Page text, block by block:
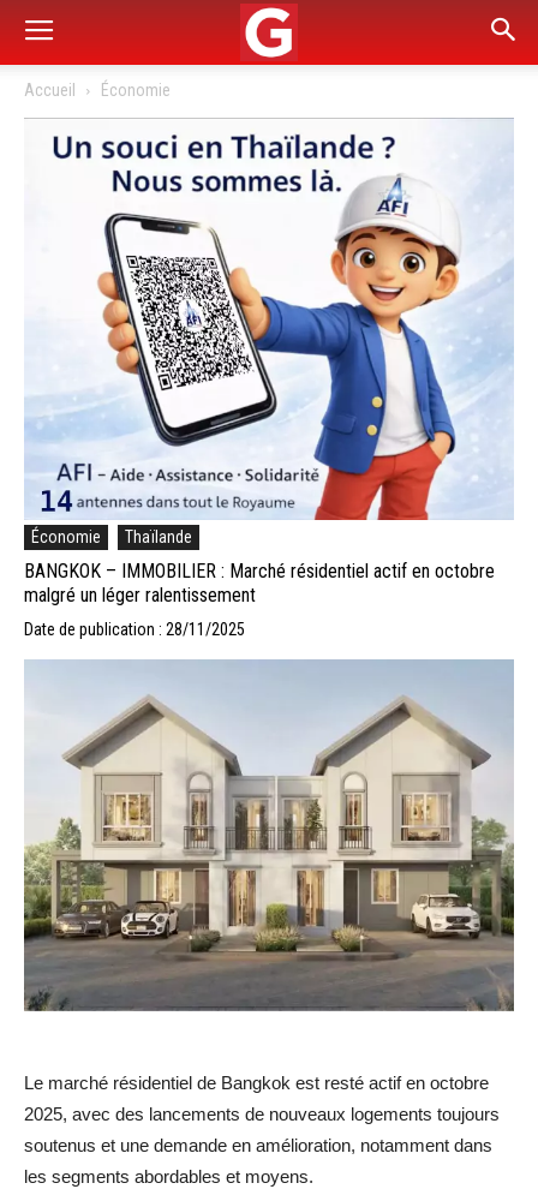
Accueil Économie
Économie Thaïlande
BANGKOK – IMMOBILIER : Marché résidentiel actif en octobre
malgré un léger ralentissement
Date de publication : 28/11/2025
Le marché résidentiel de Bangkok est resté actif en octobre
2025, avec des lancements de nouveaux logements toujours
soutenus et une demande en amélioration, notamment dans
les segments abordables et moyens.